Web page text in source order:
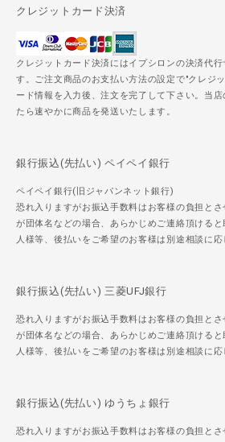
クレジットカード決済
クレジットカード決済にはイプシロンの決済代
す。ご注文商品のお支払い方法の設定で"クレジ
ード情報を入力後、注文を完了して下さい。当
たら速やかに商品を発送いたします。
銀行振込(先払い) ペイペイ銀行
ペイペイ銀行(旧ジャパンネット銀行)
恐れ入りますがお振込手数料はお客様の負担と
が団体名などの場合、あらかじめご連絡頂ける
人様等、後払いをご希望のお客様は別途相談に
銀行振込(先払い) 三菱UFJ銀行
恐れ入りますがお振込手数料はお客様の負担と
が団体名などの場合、あらかじめご連絡頂ける
人様等、後払いをご希望のお客様は別途相談に応
銀行振込(先払い) ゆうちょ銀行
恐れ入りますがお振込手数料はお客様の負担と